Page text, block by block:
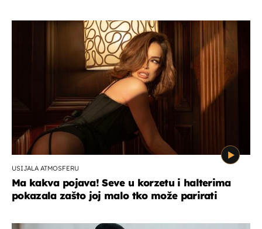
USIJALA ATMOSFERU
Ma kakva pojava! Seve u korzetu i halterima
pokazala zašto joj malo tko može parirati